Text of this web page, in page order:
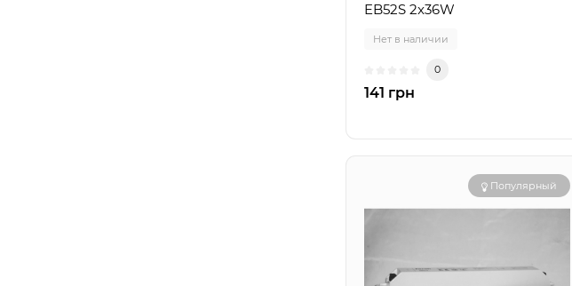
EB52S 2x36W
Нет в наличии
0
141 грн
Популярный